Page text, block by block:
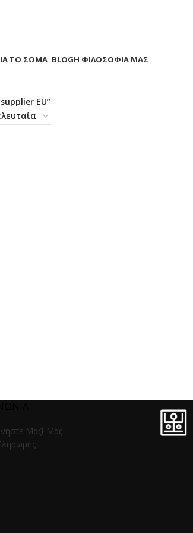
ΤΟ ΣΩΜΑ BLOGΗ ΦΙΛΟΣΟΦΙΑ ΜΑΣ
EU”
Μαζί Μας